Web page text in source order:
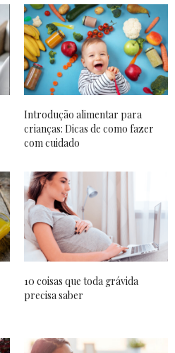
Introdução alimentar para
crianças: Dicas de como fazer
com cuidado
10 coisas que toda grávida
precisa saber